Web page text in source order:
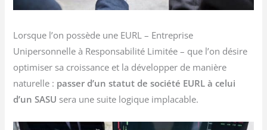
Lorsque l’on possède une EURL – Entreprise
Unipersonnelle à Responsabilité Limitée – que l’on désire
optimiser sa croissance et la développer de manière
naturelle : passer d’un statut de société EURL à celui
d’un SASU sera une suite logique implacable.